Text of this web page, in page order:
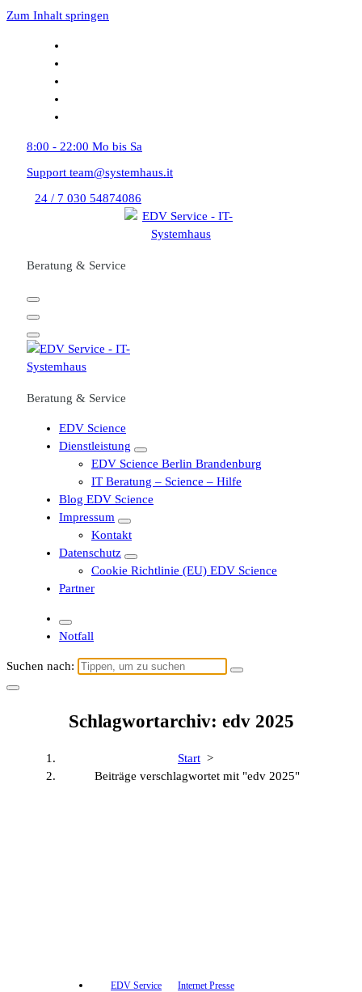
Zum Inhalt springen
8:00 - 22:00 Mo bis Sa
Support team@systemhaus.it
24 / 7 030 54874086
Beratung & Service
Beratung & Service
EDV Science
Dienstleistung
EDV Science Berlin Brandenburg
IT Beratung – Science – Hilfe
Blog EDV Science
Impressum
Kontakt
Datenschutz
Cookie Richtlinie (EU) EDV Science
Partner
Notfall
Suchen nach:
Schlagwortarchiv: edv 2025
Start >
Beiträge verschlagwortet mit "edv 2025"
EDV Service Internet Presse